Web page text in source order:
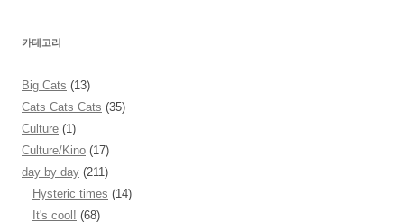
카테고리
Big Cats (13)
Cats Cats Cats (35)
Culture (1)
Culture/Kino (17)
day by day (211)
Hysteric times (14)
It's cool! (68)